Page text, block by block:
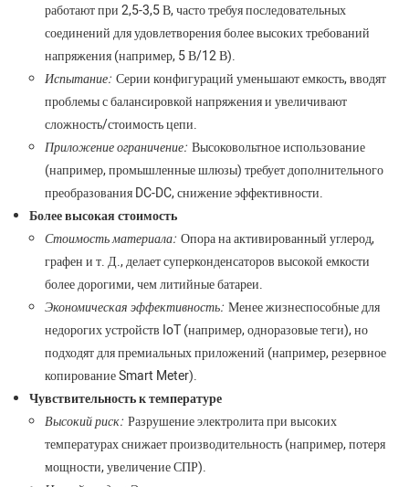
работают при 2,5-3,5 В, часто требуя последовательных
соединений для удовлетворения более высоких требований
напряжения (например, 5 В/12 В).
Испытание: Серии конфигураций уменьшают емкость, вводят
проблемы с балансировкой напряжения и увеличивают
сложность/стоимость цепи.
Приложение ограничение: Высоковольтное использование
(например, промышленные шлюзы) требует дополнительного
преобразования DC-DC, снижение эффективности.
Более высокая стоимость
Стоимость материала: Опора на активированный углерод,
графен и т. Д., делает суперконденсаторов высокой емкости
более дорогими, чем литийные батареи.
Экономическая эффективность: Менее жизнеспособные для
недорогих устройств IoT (например, одноразовые теги), но
подходят для премиальных приложений (например, резервное
копирование Smart Meter).
Чувствительность к температуре
Высокий риск: Разрушение электролита при высоких
температурах снижает производительность (например, потеря
мощности, увеличение СПР).